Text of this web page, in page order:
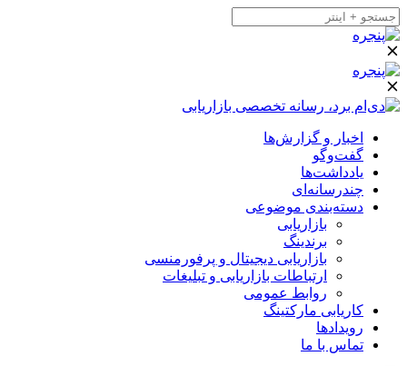
اخبار و گزارش‌ها
گفت‌وگو
یادداشت‌ها
چندرسانه‌ای
دسته‌بندی موضوعی
بازاریابی
برندینگ
بازاریابی دیجیتال و پرفورمنسی
ارتباطات بازاریابی و تبلیغات
روابط عمومی
کاریابی مارکتینگ
رویدادها
تماس با ما